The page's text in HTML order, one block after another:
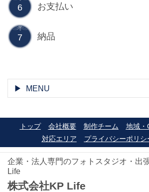
6 お支払い
7 納品
MENU
トップ 会社概要 制作チーム 地域・
対応エリア
プライバシーポリシ
企業・法人専門のフォトスタジオ・出
Life
株式会社KP Life